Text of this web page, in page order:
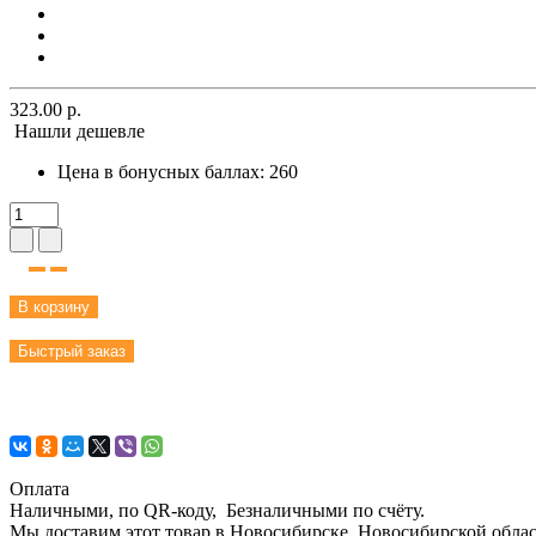
323.00 р.
Нашли дешевле
Цена в бонусных баллах: 260
В корзину
Быстрый заказ
Оплата
Наличными, по QR-коду, Безналичными по счёту.
Мы доставим этот товар в Новосибирске, Новосибирской